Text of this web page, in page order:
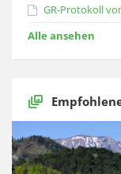
GR-Protokoll
Alle ansehen